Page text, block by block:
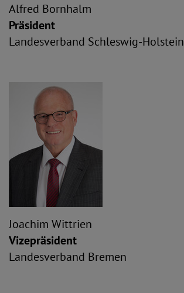
Alfred Bornhalm
Präsident
Landesverband Schleswig-Holstein
Joachim Wittrien
Vizepräsident
Landesverband Bremen